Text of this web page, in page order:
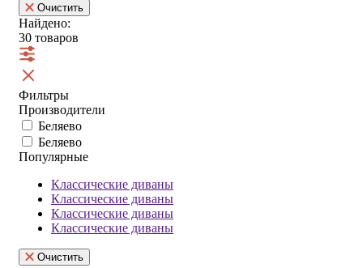
Очистить
Найдено:
30 товаров
Фильтры
Производители
Беляево
Беляево
Популярные
Классические диваны
Классические диваны
Классические диваны
Классические диваны
Очистить